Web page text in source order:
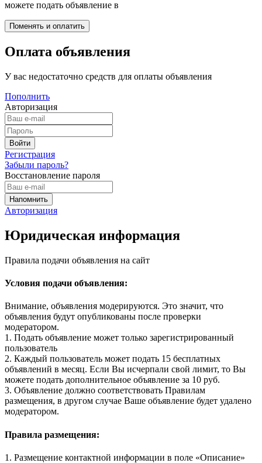
можете подать объявление в
Оплата объявления
У вас недостаточно средств для оплаты объявления
Пополнить
Авторизация
Регистрация
Забыли пароль?
Восстановление пароля
Авторизация
Юридическая информация
Правила подачи объявления на сайт
Условия подачи объявления:
Внимание, объявления модерируются. Это значит, что
объявления будут опубликованы после проверки
модератором.
1. Подать объявление может только зарегистрированный
пользователь
2. Каждый пользователь может подать 15 бесплатных
объявлений в месяц. Если Вы исчерпали свой лимит, то Вы
можете подать дополнительное объявление за 10 руб.
3. Объявление должно соответствовать Правилам
размещения, в другом случае Ваше объявление будет удалено
модератором.
Правила размещения:
1. Размещение контактной информации в поле «Описание»